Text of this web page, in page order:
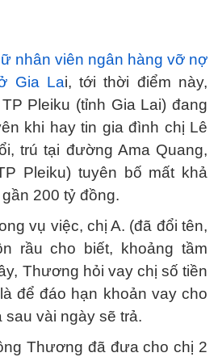
nhân viên ngân hàng vỡ nợ
Gia Lai, tới thời điểm này,
Pleiku (tỉnh Gia Lai) đang
khi hay tin gia đình chị Lê
trú tại đường Ama Quang,
Pleiku) tuyên bố mất khả
200 tỷ đồng.
vụ việc, chị A. (đã đổi tên,
rầu cho biết, khoảng tầm
Thương hỏi vay chị số tiền
để đáo hạn khoản vay cho
vài ngày sẽ trả.
Thương đã đưa cho chị 2